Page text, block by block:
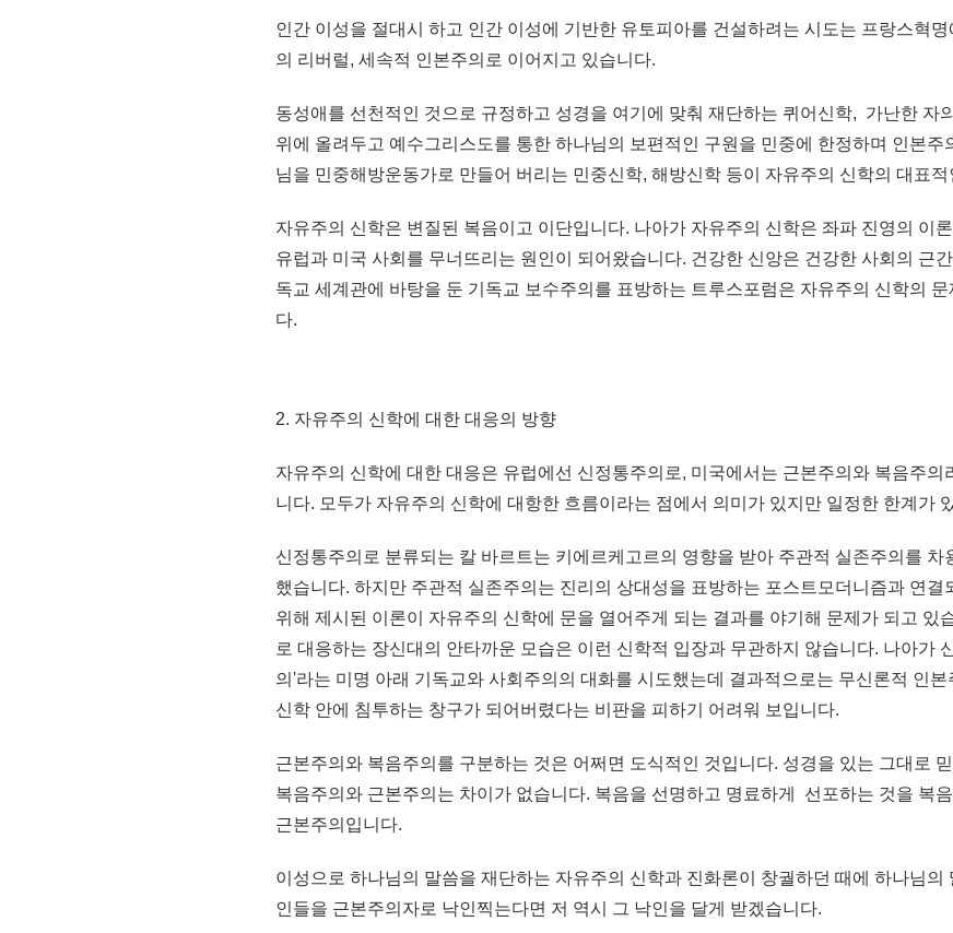
인간 이성을 절대시 하고 인간 이성에 기반한 유토피아를 건설하려는 시도는 프랑스혁
의 리버럴, 세속적 인본주의로 이어지고 있습니다.
동성애를 선천적인 것으로 규정하고 성경을 여기에 맞춰 재단하는 퀴어신학, 가난한 자
위에 올려두고 예수그리스도를 통한 하나님의 보편적인 구원을 민중에 한정하며 인본주
님을 민중해방운동가로 만들어 버리는 민중신학, 해방신학 등이 자유주의 신학의 대표
자유주의 신학은 변질된 복음이고 이단입니다. 나아가 자유주의 신학은 좌파 진영의 이
유럽과 미국 사회를 무너뜨리는 원인이 되어왔습니다. 건강한 신앙은 건강한 사회의 근
독교 세계관에 바탕을 둔 기독교 보수주의를 표방하는 트루스포럼은 자유주의 신학의
다.
2. 자유주의 신학에 대한 대응의 방향
자유주의 신학에 대한 대응은 유럽에선 신정통주의로, 미국에서는 근본주의와 복음주의
니다. 모두가 자유주의 신학에 대항한 흐름이라는 점에서 의미가 있지만 일정한 한계가
신정통주의로 분류되는 칼 바르트는 키에르케고르의 영향을 받아 주관적 실존주의를 차
했습니다. 하지만 주관적 실존주의는 진리의 상대성을 표방하는 포스트모더니즘과 연결
위해 제시된 이론이 자유주의 신학에 문을 열어주게 되는 결과를 야기해 문제가 되고 있
로 대응하는 장신대의 안타까운 모습은 이런 신학적 입장과 무관하지 않습니다. 나아가
의'라는 미명 아래 기독교와 사회주의의 대화를 시도했는데 결과적으로는 무신론적 인본
신학 안에 침투하는 창구가 되어버렸다는 비판을 피하기 어려워 보입니다.
근본주의와 복음주의를 구분하는 것은 어쩌면 도식적인 것입니다. 성경을 있는 그대로
복음주의와 근본주의는 차이가 없습니다. 복음을 선명하고 명료하게 선포하는 것을 복
근본주의입니다.
이성으로 하나님의 말씀을 재단하는 자유주의 신학과 진화론이 창궐하던 때에 하나님
인들을 근본주의자로 낙인찍는다면 저 역시 그 낙인을 달게 받겠습니다.